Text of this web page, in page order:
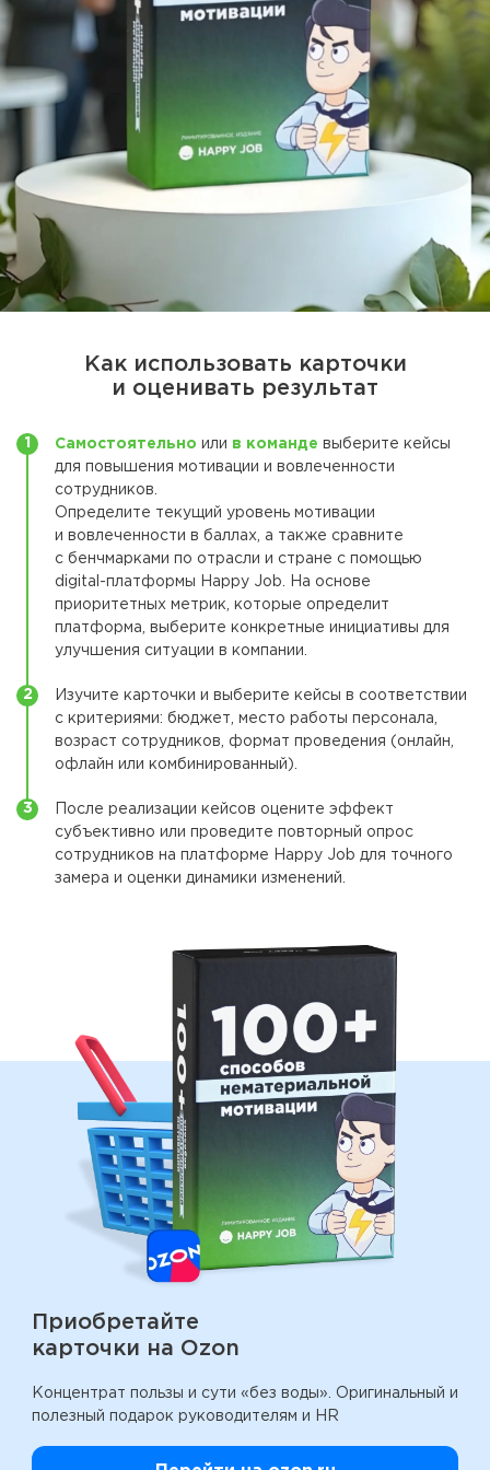
Как использовать карточки
и оценивать результат
Самостоятельно или в команде выберите кейсы
для повышения мотивации и вовлеченности
сотрудников.
Определите текущий уровень мотивации
и вовлеченности в баллах, а также сравните
с бенчмарками по отрасли и стране с помощью
digital-платформы Happy Job. На основе
приоритетных метрик, которые определит
платформа, выберите конкретные инициативы для
улучшения ситуации в компании.
Изучите карточки и выберите кейсы в соответствии
с критериями: бюджет, место работы персонала,
возраст сотрудников, формат проведения (онлайн,
офлайн или комбинированный).
После реализации кейсов оцените эффект
субъективно или проведите повторный опрос
сотрудников на платформе Happy Job для точного
замера и оценки динамики изменений.
Приобретайте
карточки на Ozon
Концентрат пользы и сути «без воды».
Оригинальный и
полезный подарок руководителям и HR